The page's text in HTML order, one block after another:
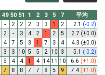
49 50 51 1 2 3 5 7
平均
- 2 2 2 3 3 1 2 2.1 (-0.2)
2 - 3 4 2 1 2 5 2.7 (±0.0)
4 7 5 3 1 7 3 4 4.3 (±0.0)
3 3 10 5 5 2 10 3 5.1 (-0.2)
5 4 4 1 4 14 11 10 6.6 (+1.0)
7 8 8 7 7 8 5 9 7.4(+1.0)